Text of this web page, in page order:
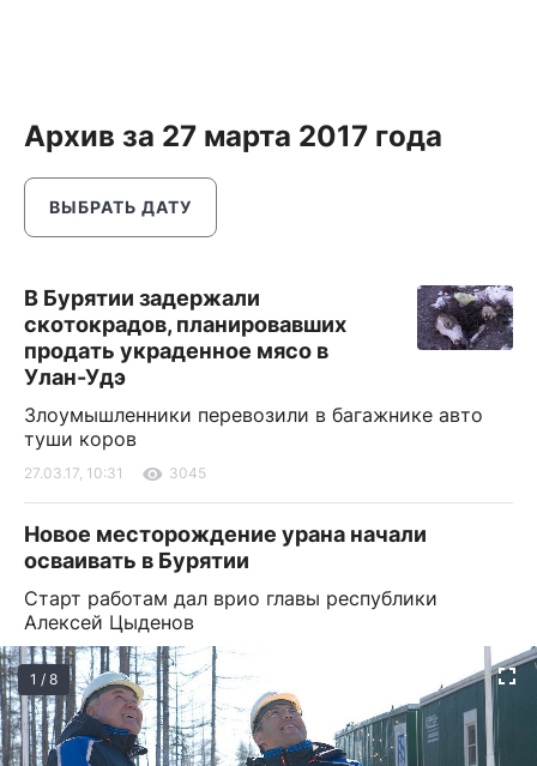
Архив за 27 марта 2017 года
ВЫБРАТЬ ДАТУ
В Бурятии задержали
скотокрадов, планировавших
продать украденное мясо в
Улан-Удэ
Злоумышленники перевозили в багажнике авто
туши коров
27.03.17, 10:31 3045
Новое месторождение урана начали
осваивать в Бурятии
Старт работам дал врио главы республики
Алексей Цыденов
1 / 8